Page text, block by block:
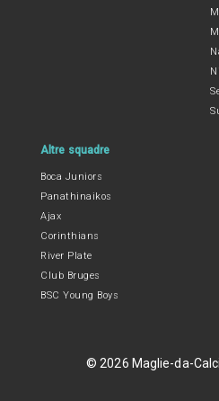
Altre squadre
Boca Juniors
Panathinaikos
Ajax
Corinthians
River Plate
Club Bruges
BSC Young Boys
© 2026 Maglie-da-